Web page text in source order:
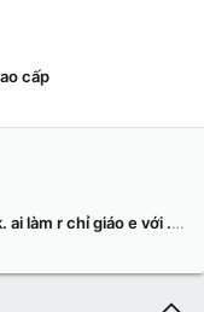
cấp
chào ae. máy in 2900 bị lỗi gì đây ak. ai làm r chỉ giáo e với .thank